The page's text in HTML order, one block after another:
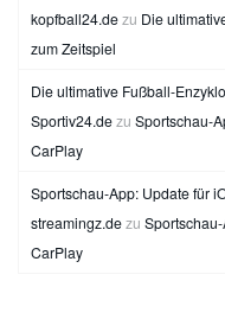
kopfball24.dezu Die
zum Zeitspiel
Die ultimative Fußball-
Sportiv24.dezu Sportschau-
CarPlay
Sportschau-App: Update für
streamingz.dezu
CarPlay